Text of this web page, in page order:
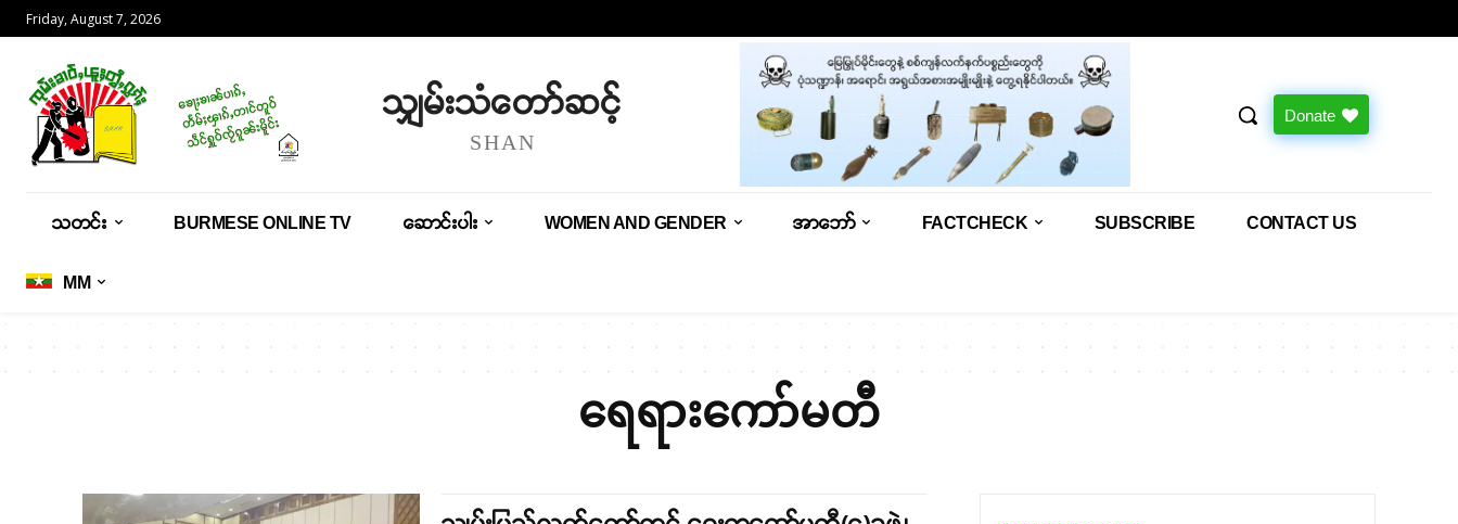
Friday, August 7, 2026
သျှမ်းသံတော်ဆင့်
SHAN
Donate
သတင်း BURMESE ONLINE TV ဆောင်းပါး WOMEN AND GENDER အာဘော် FACTCHECK SUBSCRIBE CONTACT US
MM
ရေရားကော်မတီ